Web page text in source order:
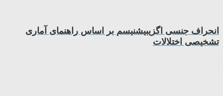
انحراف جنسی اگزیبیشنیسم بر اساس راهنمای آماری
تشخیصی اختلالات